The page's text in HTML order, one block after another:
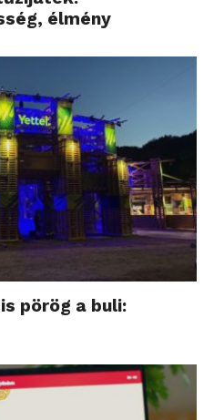
élmény
pörög a buli: